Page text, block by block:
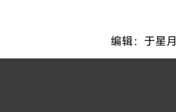
编辑：于星月